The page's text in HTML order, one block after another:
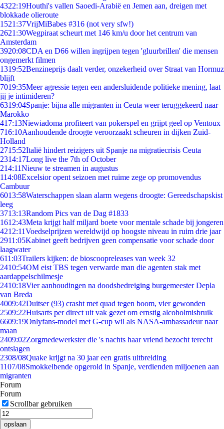
4322:19Houthi's vallen Saoedi-Arabië en Jemen aan, dreigen met
blokkade olieroute
1521:37VrijMiBabes #316 (not very sfw!)
2621:30Wegpiraat scheurt met 146 km/u door het centrum van
Amsterdam
3920:08CDA en D66 willen ingrijpen tegen 'gluurbrillen' die mensen
ongemerkt filmen
1319:52Benzineprijs daalt verder, onzekerheid over Straat van Hormuz
blijft
7019:35Meer agressie tegen een andersluidende politieke mening, laat
jij je intimideren?
6319:04Spanje: bijna alle migranten in Ceuta weer teruggekeerd naar
Marokko
417:13Niewiadoma profiteert van pokerspel en grijpt geel op Ventoux
716:10Aanhoudende droogte veroorzaakt scheuren in dijken Zuid-
Holland
2715:52Italië hindert reizigers uit Spanje na migratiecrisis Ceuta
2314:17Long live the 7th of October
214:11Nieuw te streamen in augustus
114:08Excelsior opent seizoen met ruime zege op promovendus
Cambuur
6013:58Waterschappen slaan alarm wegens droogte: Gereedschapskist
leeg
3713:13Random Pics van de Dag #1833
1612:43Meta krijgt half miljard boete voor mentale schade bij jongeren
4212:11Voedselprijzen wereldwijd op hoogste niveau in ruim drie jaar
2911:05Kabinet geeft bedrijven geen compensatie voor schade door
laagwater
611:03Trailers kijken: de bioscoopreleases van week 32
2410:54OM eist TBS tegen verwarde man die agenten stak met
aardappelschilmesje
2410:18Vier aanhoudingen na doodsbedreiging burgemeester Depla
van Breda
4009:42Duitser (93) crasht met quad tegen boom, vier gewonden
2509:22Huisarts per direct uit vak gezet om ernstig alcoholmisbruik
6609:19Onlyfans-model met G-cup wil als NASA-ambassadeur naar
maan
2409:02Zorgmedewerkster die 's nachts haar vriend bezocht terecht
ontslagen
2308/08Quake krijgt na 30 jaar een gratis uitbreiding
1107/08Smokkelbende opgerold in Spanje, verdienden miljoenen aan
migranten
Forum
Forum
Scrollbar gebruiken
opslaan